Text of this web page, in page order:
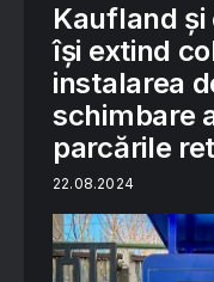
Kaufland
își extind
instalarea
schimbare
parcările
22.08.2024